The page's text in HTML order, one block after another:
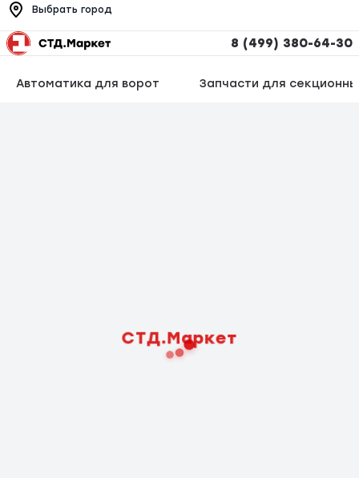
Выбрать город
8 (499) 380-64-30
Автоматика для ворот Запчасти для
СТД.Маркет